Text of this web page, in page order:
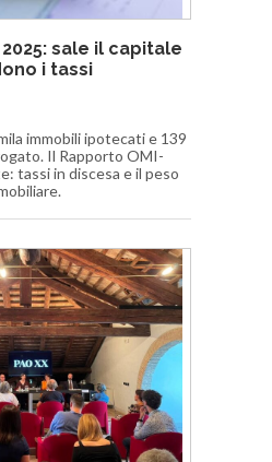
sale il capitale
i tassi
immobili ipotecati e 139
Il Rapporto OMI-
tassi in discesa e il peso